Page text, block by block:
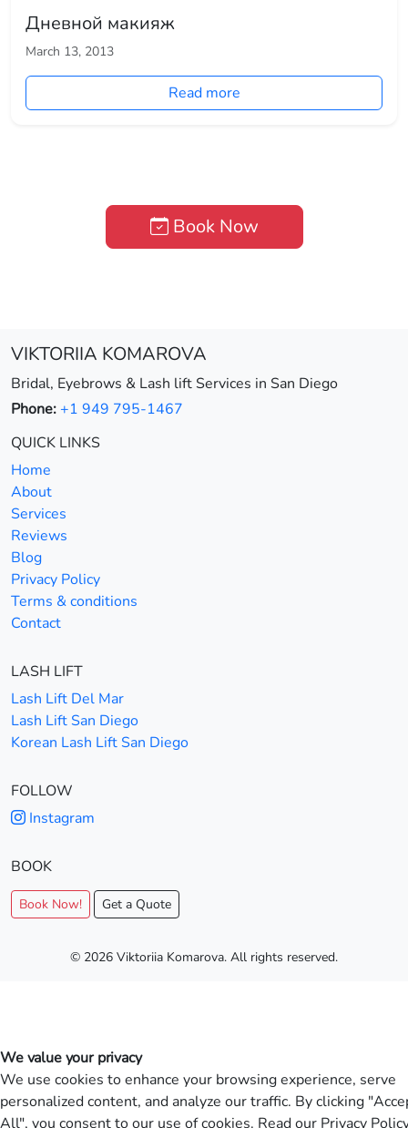
Дневной макияж
March 13, 2013
Read more
Book Now
VIKTORIIA KOMAROVA
Bridal, Eyebrows & Lash lift Services in San Diego
Phone:+1 949 795-1467
QUICK LINKS
Home
About
Services
Reviews
Blog
Privacy Policy
Terms & conditions
Contact
LASH LIFT
Lash Lift Del Mar
Lash Lift San Diego
Korean Lash Lift San Diego
FOLLOW
Instagram
BOOK
Book Now! Get a Quote
© 2026 Viktoriia Komarova. All rights reserved.
We value your privacy
We use cookies to enhance your browsing experience, serve
personalized content, and analyze our traffic. By clicking
All", you consent to our use of cookies. Read our Privacy